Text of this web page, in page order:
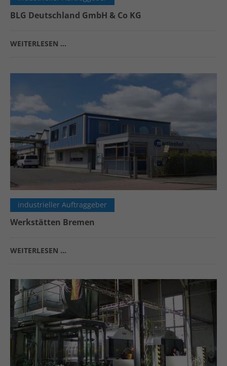
BLG Deutschland GmbH & Co KG
WEITERLESEN …
industrieller Auftraggeber
Werkstätten Bremen
WEITERLESEN …